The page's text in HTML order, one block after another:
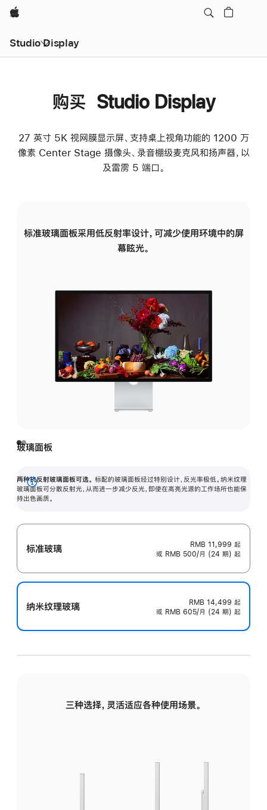
Apple
Studio Display
购买 Studio Display
27 英寸 5K 视网膜显示屏、支持桌上视角功能的 1200 万
像素 Center Stage 摄像头、录音棚级麦克风和扬声器，以
及雷雳 5 端口。
标准玻璃面板采用低反射率设计，可减少使用环境中的屏
幕眩光。
玻璃面板
两种抗反射玻璃面板可选。 标配的玻璃面板经过特别设计，反光率极低。纳米纹理
玻璃面板可分散反射光，从而进一步减少反光，即使在高亮光源的工作场所也能保
持出色画质。
展
开
标准玻璃 RMB 11,999 起
或 RMB 500/月 (24 期) 起
纳米纹理玻璃 RMB 14,499 起
或 RMB 605/月 (24 期) 起
三种选择，灵活适应各种使用场景。